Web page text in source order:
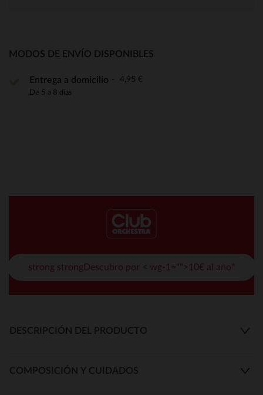
MODOS DE ENVÍO DISPONIBLES
Entrega a domicilio 4,95 €
De 5 a 8 días
strong strongDescubro por < wg-1="">10€ al año*
DESCRIPCIÓN DEL PRODUCTO
COMPOSICIÓN Y CUIDADOS